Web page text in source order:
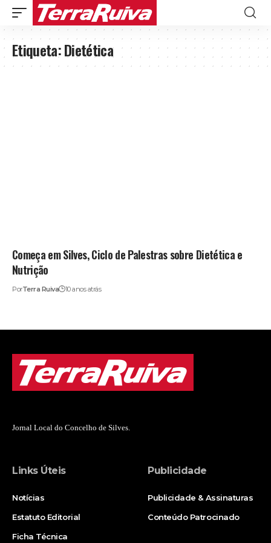
Etiqueta:Dietética
Começa em Silves, Ciclo de Palestras sobre Dietética e
Nutrição
PorTerra Ruiva 10 anos atrás
Jornal Local do Concelho de Silves.
Links Úteis
Notícias
Estatuto Editorial
Ficha Técnica
Publicidade
Publicidade & Assinaturas
Conteúdo Patrocinado